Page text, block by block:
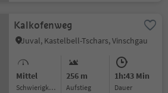
Kalkofenweg
Juval, Kastelbell-Tschars, Vinschgau
Mittel
Schwierigkeitsgrad
256 m
Aufstieg
1h:43 Min
Dauer